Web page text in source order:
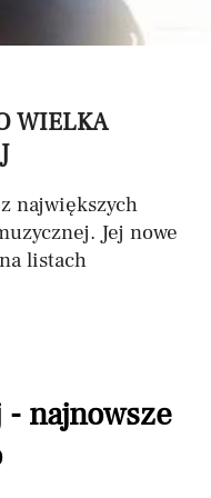
WIELKA
największych
Jej nowe
listach
najnowsze